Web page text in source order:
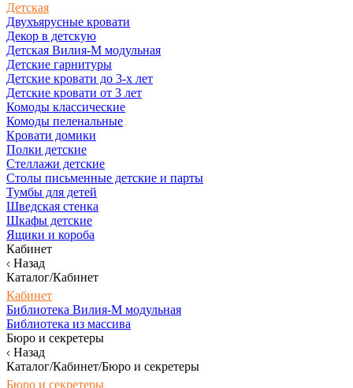
Детская
Двухъярусные кровати
Декор в детскую
Детская Вилия-М модульная
Детские гарнитуры
Детские кровати до 3-х лет
Детские кровати от 3 лет
Комоды классические
Комоды пеленальные
Кровати домики
Полки детские
Стеллажи детские
Столы письменные детские и парты
Тумбы для детей
Шведская стенка
Шкафы детские
Ящики и короба
Кабинет
Назад
Каталог/Кабинет
Кабинет
Библиотека Вилия-М модульная
Библиотека из массива
Бюро и секретеры
Назад
Каталог/Кабинет/Бюро и секретеры
Бюро и секретеры